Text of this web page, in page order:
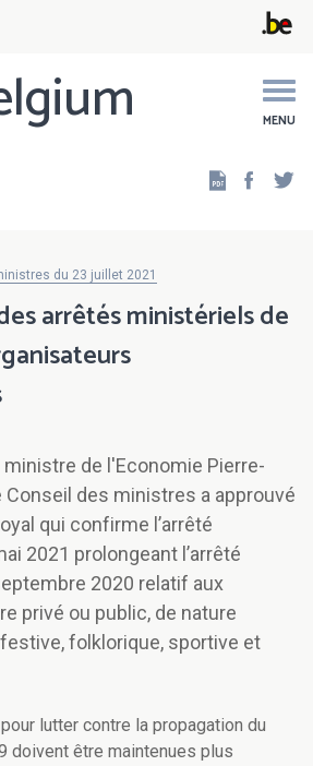
MENU
du 23 juillet 2021
arrêtés ministériels de
de l'Economie Pierre-
Conseil des ministres a approuvé
qui confirme l’arrêté
2021 prolongeant l’arrêté
2020 relatif aux
privé ou public, de nature
folklorique, sportive et
lutter contre la propagation du
doivent être maintenues plus